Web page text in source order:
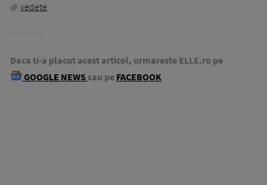
vedete
Daca ti-a placut acest articol, urmareste ELLE.ro pe
GOOGLE NEWS sau pe FACEBOOK